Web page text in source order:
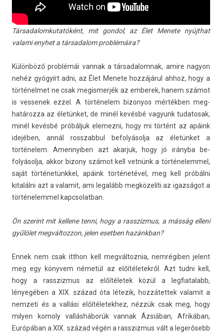
Tár­sadalom­kutatóként, mit gon­dol, az Élet Menete nyújthat
valami en­yhet a tár­sadalom problémáira?
Különböző problémái van­nak a tár­sadalom­nak, amire nagyon
nehéz gyógyírt adni, az Élet Menete hozzájárul ahhoz, hogy a
tör­ténel­met ne csak megis­merjék az em­berek, hanem számot
is ves­senek ezzel. A történelem bi­zonyos mértékben meg­
határoz­za az életünket, de minél kevésbé vagyunk tudatosak,
minél kevésbé próbáljuk elemez­ni, hogy mi történt az apáink
idejében, annál rosszab­bul be­folyásol­ja az életünket a
történelem. Amen­nyib­en azt akar­juk, hogy jó irányba be­
folyásol­ja, akkor bi­zony számot kell vetnünk a tör­ténelem­mel,
saját történetünkkel, apáink történetével, meg kell próbálni
kitalálni azt a valamit, ami legalább megközelíti az igazságot a
tör­ténelem­mel kapcsolat­ban.
Ön szerint mit kel­lene tenni, hogy a rassziz­mus, a másság el­leni
gyűlölet meg­változ­zon, jelen esetb­en hazánkban?
Ennek nem csak itthon kell meg­változ­nia, nemrégiben jelent
meg egy könyvem németül az előítéletek­ről. Azt tudni kell,
hogy a rassziz­mus az előítéletek közül a leg­fiatalabb,
lényegében a XIX. század óta létezik, hoz­zátet­tek valamit a
nem­zeti és a vallási előítéletek­hez, nézzük csak meg, hogy
mily­en komo­ly vallásháborúk van­nak Ázsiában, Afrikában,
Európában a XIX. század végén a rassziz­mus vált a legerősebb